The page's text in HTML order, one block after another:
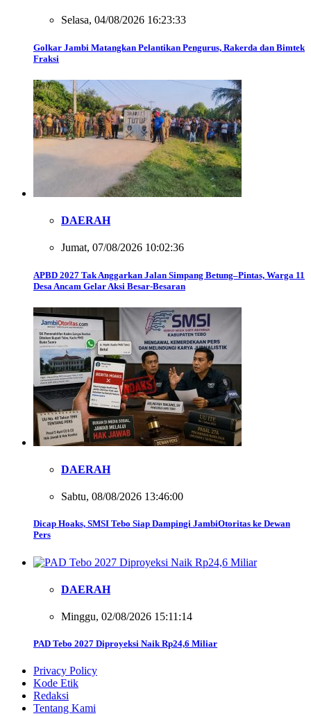
Selasa, 04/08/2026 16:23:33
Golkar Jambi Matangkan Pelantikan Pengurus, Rakerda dan Bimtek
Fraksi
DAERAH
Jumat, 07/08/2026 10:02:36
APBD 2027 Tak Anggarkan Jalan Simpang Betung–Pintas, Warga 11
Desa Ancam Gelar Aksi Besar-Besaran
DAERAH
Sabtu, 08/08/2026 13:46:00
Dicap Hoaks, SMSI Tebo Siap Dampingi JambiOtoritas ke Dewan
Pers
DAERAH
Minggu, 02/08/2026 15:11:14
PAD Tebo 2027 Diproyeksi Naik Rp24,6 Miliar
Privacy Policy
Kode Etik
Redaksi
Tentang Kami